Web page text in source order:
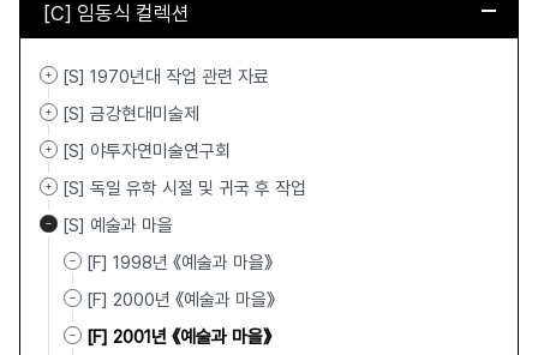
[C] 임동식 컬렉션
[S] 1970년대 작업 관련 자료
[S] 금강현대미술제
[S] 야투자연미술연구회
[S] 독일 유학 시절 및 귀국 후 작업
[S] 예술과 마을
[F] 1998년 《예술과 마을》
[F] 2000년 《예술과 마을》
[F] 2001년 《예술과 마을》